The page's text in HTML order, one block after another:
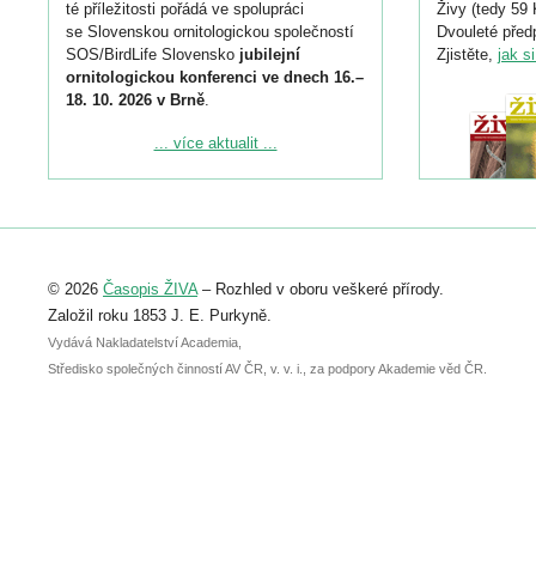
té příležitosti pořádá ve spolupráci
se Slovenskou ornitologickou společností
SOS/BirdLife Slovensko jubilejní
ornitologickou konferenci ve dnech 16.–
18. 10. 2026 v Brně.
Podrobnější informace ke konferenci
Registrovat se můžete do 6. září.
abstraktu přihlášené přednášky nebo
posteru je už 30. června.
... více aktualit ...
Živy (tedy 59
Dvouleté
Zjistěte, jak
© 2026 Časopis ŽIVA– Rozhled v oboru veškeré přírody.
Založil roku 1853 J. E. Purkyně.
Vydává Nakladatelství Academia,
Středisko společných činností AV ČR, v. v. i., za podpory Akademie věd ČR.